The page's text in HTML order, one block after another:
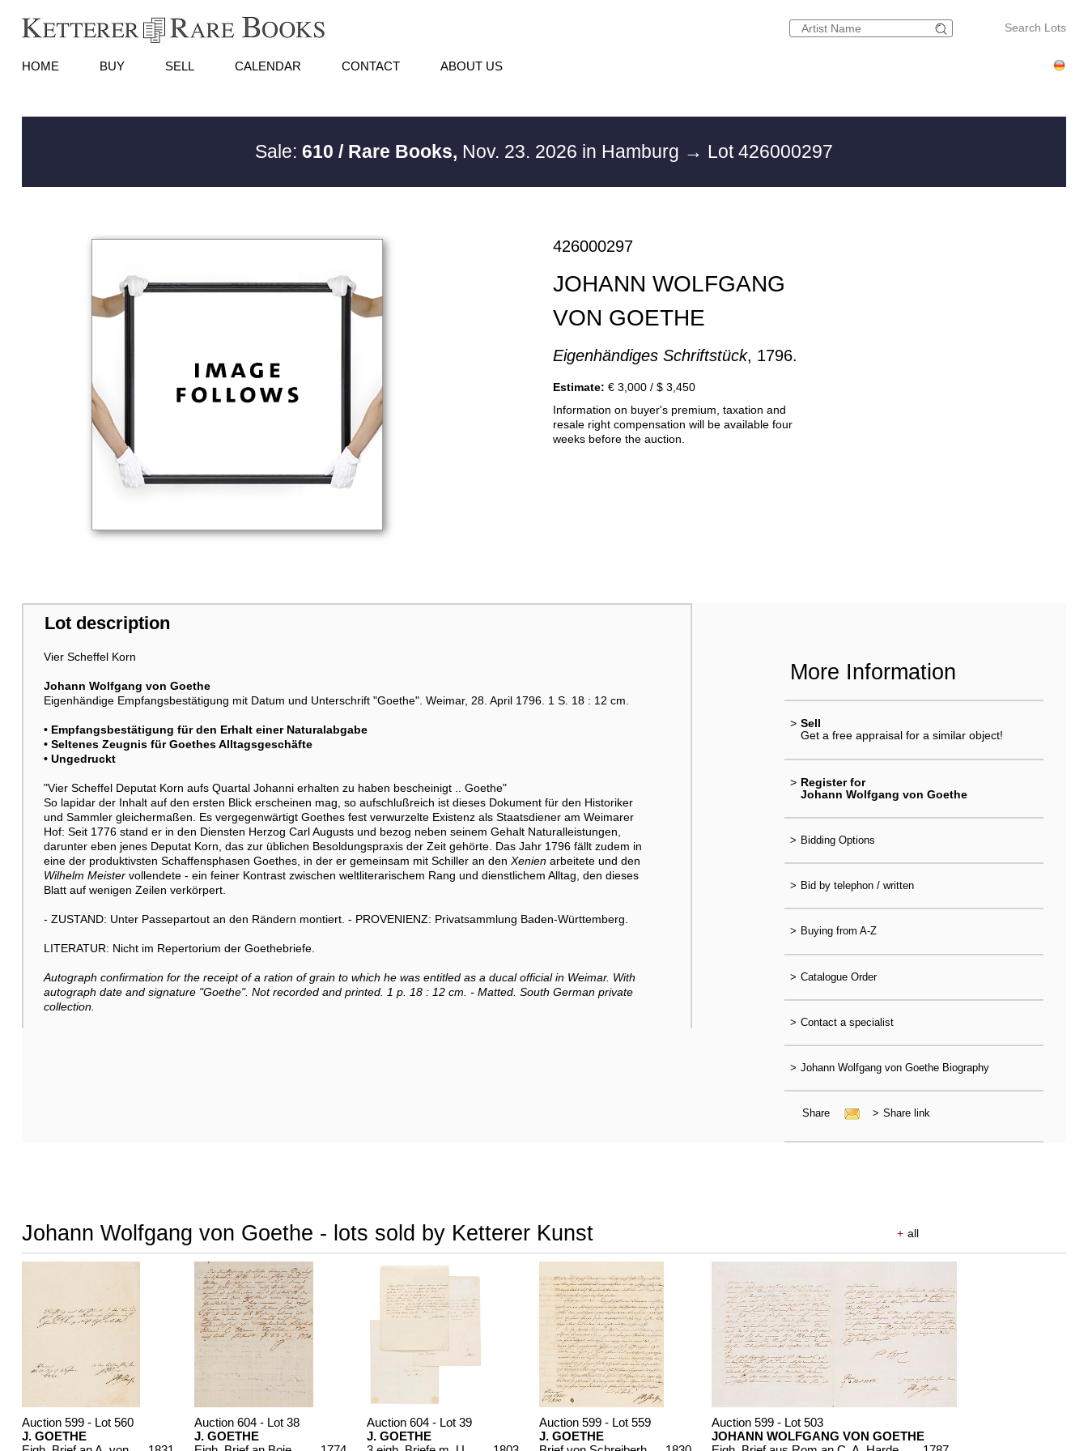
Search Lots
HOME BUY SELL CALENDAR CONTACT ABOUT US
Sale: 610 / Rare Books, Nov. 23. 2026 in Hamburg → Lot 426000297
426000297
JOHANN WOLFGANG
VON GOETHE
Eigenhändiges Schriftstück, 1796.
Estimate: € 3,000 / $ 3,450
Information on buyer's premium, taxation and
resale right compensation will be available four
weeks before the auction.
Lot description
Vier Scheffel Korn
Johann Wolfgang von Goethe
Eigenhändige Empfangsbestätigung mit Datum und Unterschrift "Goethe". Weimar, 28. April 1796. 1 S. 18 : 12 cm.
• Empfangsbestätigung für den Erhalt einer Naturalabgabe
• Seltenes Zeugnis für Goethes Alltagsgeschäfte
• Ungedruckt
"Vier Scheffel Deputat Korn aufs Quartal Johanni erhalten zu haben bescheinigt .. Goethe"
So lapidar der Inhalt auf den ersten Blick erscheinen mag, so aufschlußreich ist dieses Dokument für den Historiker
und Sammler gleichermaßen. Es vergegenwärtigt Goethes fest verwurzelte Existenz als Staatsdiener am Weimarer
Hof: Seit 1776 stand er in den Diensten Herzog Carl Augusts und bezog neben seinem Gehalt Naturalleistungen,
darunter eben jenes Deputat Korn, das zur üblichen Besoldungspraxis der Zeit gehörte. Das Jahr 1796 fällt zudem in
eine der produktivsten Schaffensphasen Goethes, in der er gemeinsam mit Schiller an den Xenienarbeitete und den
Wilhelm Meistervollendete - ein feiner Kontrast zwischen weltliterarischem Rang und dienstlichem Alltag, den dieses
Blatt auf wenigen Zeilen verkörpert.
- ZUSTAND: Unter Passepartout an den Rändern montiert. - PROVENIENZ: Privatsammlung Baden-Württemberg.
LITERATUR: Nicht im Repertorium der Goethebriefe.
Autograph confirmation for the receipt of a ration of grain to which he was entitled as a ducal official in Weimar. With
autograph date and signature "Goethe". Not recorded and printed. 1 p. 18 : 12 cm. - Matted. South German private
collection.
More Information
> Sell
Get a free appraisal for a similar object!
> Register for
Johann Wolfgang von Goethe
> Bidding Options
> Bid by telephon / written
> Buying from A-Z
> Catalogue Order
> Contact a specialist
> Johann Wolfgang von Goethe Biography
Share > Share link
Johann Wolfgang von Goethe - lots sold by Ketterer Kunst + all
Auction 599 - Lot 560
J. GOETHE
Auction 604 - Lot 38
J. GOETHE
Auction 604 - Lot 39
J. GOETHE
Auction 599 - Lot 559
J. GOETHE
Auction 599 - Lot 503
JOHANN WOLFGANG VON GOETHE